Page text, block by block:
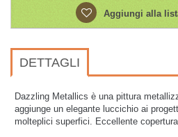
Aggiungi alla
DETTAGLI
Dazzling Metallics è una pittura
aggiunge un elegante luccichio ai
molteplici superfici. Eccellente